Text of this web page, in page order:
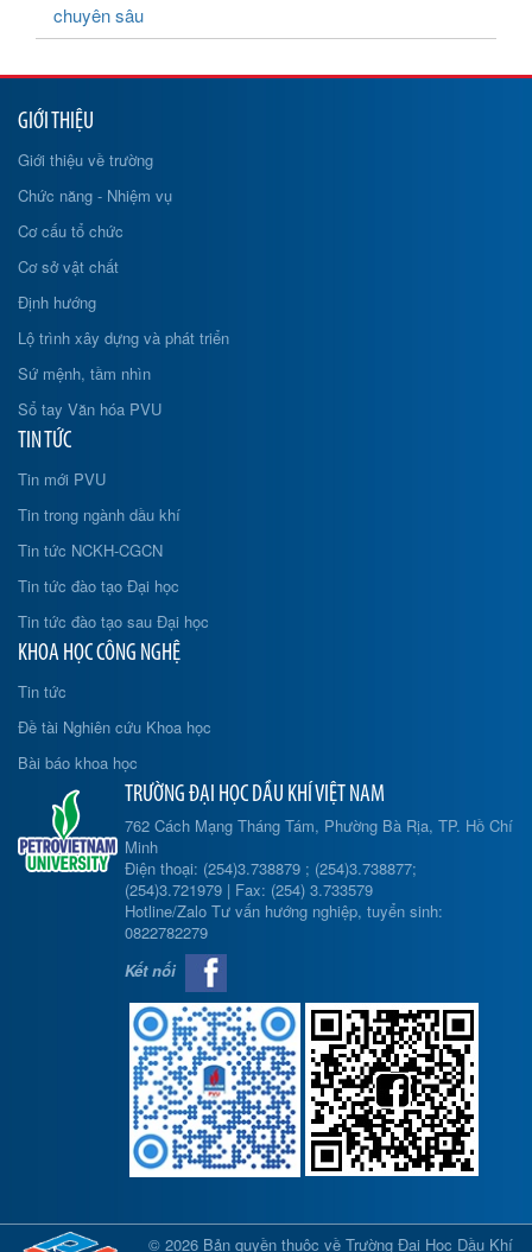
chuyên sâu
GIỚI THIỆU
Giới thiệu về trường
Chức năng - Nhiệm vụ
Cơ cấu tổ chức
Cơ sở vật chất
Định hướng
Lộ trình xây dựng và phát triển
Sứ mệnh, tầm nhìn
Sổ tay Văn hóa PVU
TIN TỨC
Tin mới PVU
Tin trong ngành dầu khí
Tin tức NCKH-CGCN
Tin tức đào tạo Đại học
Tin tức đào tạo sau Đại học
KHOA HỌC CÔNG NGHỆ
Tin tức
Đề tài Nghiên cứu Khoa học
Bài báo khoa học
TRƯỜNG ĐẠI HỌC DẦU KHÍ VIỆT NAM
762 Cách Mạng Tháng Tám, Phường Bà Rịa, TP. Hồ Chí
Minh
Điện thoại: (254)3.738879 ; (254)3.738877;
(254)3.721979 | Fax: (254) 3.733579
Hotline/Zalo Tư vấn hướng nghiệp, tuyển sinh:
0822782279
Kết nối
© 2026 Bản quyền thuộc về Trường Đại Học Dầu Khí